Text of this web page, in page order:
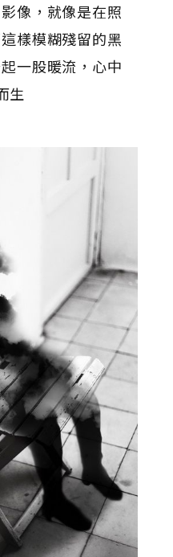
像，就像是在照
樣模糊殘留的黑
一股暖流，心中
生